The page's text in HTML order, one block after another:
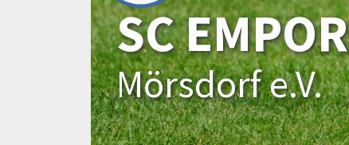
SC EMPOR
Mörsdorf e.V.